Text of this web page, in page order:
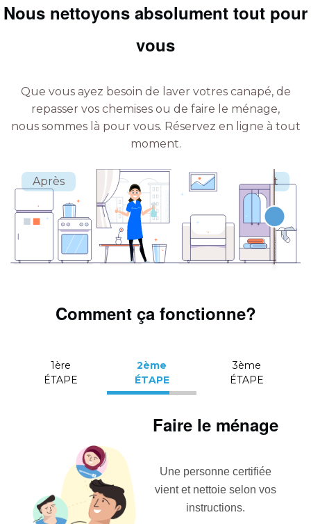
Nous nettoyons absolument tout pour
vous
Que vous ayez besoin de laver votres canapé, de
repasser vos chemises ou de faire le ménage,
nous sommes là pour vous. Réservez en ligne à tout
moment.
Comment ça fonctionne?
1ère
ÉTAPE
2ème
ÉTAPE
3ème
ÉTAPE
Faire le ménage
Une personne certifiée
vient et nettoie selon vos
instructions.